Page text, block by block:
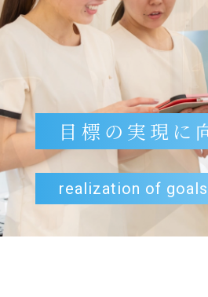
目標の実現に
realization of goals